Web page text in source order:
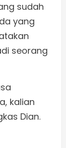
sudah
yang
seorang
kalian
Dian.